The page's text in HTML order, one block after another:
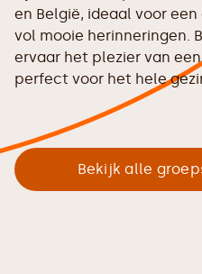
en België, ideaal voor
vol mooie herinneringen.
ervaar het plezier van
perfect voor het hele
Bekijk alle